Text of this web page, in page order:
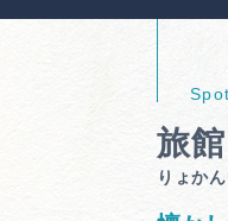
旅
りょか